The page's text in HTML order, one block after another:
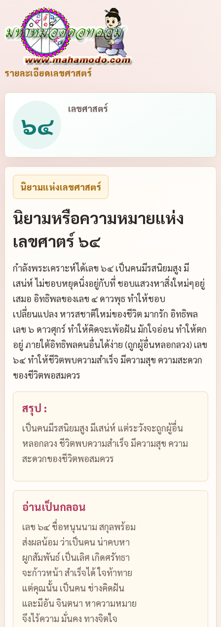
รายละเอียดเลขศาสตร์
๖๔
เลขศาสตร์
นิยามแห่งเลขศาสตร์
นิยามหรือความหมายแห่ง
เลขศาตร์ ๖๔
กำลังพระเคราะห์ได้เลข ๖๔ เป็นคนมีรสนิยมสูง มี
เสน่ห์ ไม่ชอบหยุดนิ่งอยู่กับที่ ชอบแสวงหาสิ่งใหม่ๆอยู่
เสมอ อิทธิพลของเลข ๔ ดาวพุธ ทำให้ชอบ
เปลี่ยนแปลง หารสชาติใหม่ของชีวิต มากรัก อิทธิพล
เลข ๖ ดาวศุกร์ ทำให้คิดจะเพ้อฝัน มักใจอ่อน ทำให้ตก
อยู่ ภายใต้อิทธิพลคนอื่นได้ง่าย (ถูกผู้อื่นหลอกลวง) เลข
๖๔ ทำให้ชีวิตพบความสำเร็จ มีความสุข ความสะดวก
ของชีวิตพอสมควร
สรุป :
เป็นคนมีรสนิยมสูง มีเสน่ห์ แต่ระวังจะถูกผู้อื่น
หลอกลวง ชีวิตพบความสำเร็จ มีความสุข ความ
สะดวกของชีวิตพอสมควร
อ่านเป็นกลอน
เลข ๖๔ ชื่อหนุนนาม สกุลพร้อม
ส่งผลน้อม ว่าเป็นคน น่าคบหา
ผูกสัมพันธ์ เป็นเลิศ เกิดศรัทธา
จะก้าวหน้า สำเร็จได้ ใจท้าทาย
แต่คุณนั้น เป็นคน ช่างคิดฝัน
และมีอัน จินตนา หาความหมาย
จึงไร้ความ มั่นคง ทางจิตใจ